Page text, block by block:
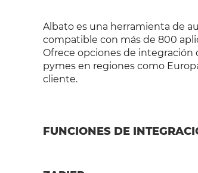
Albato es una herramienta de
compatible con más de 800
Ofrece opciones de integración
pymes en regiones como
cliente.
FUNCIONES DE